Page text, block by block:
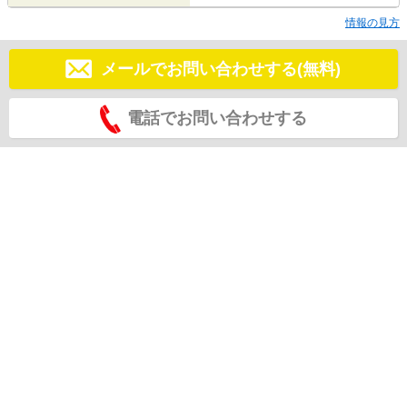
情報の見方
メールでお問い合わせする(無料)
電話でお問い合わせする